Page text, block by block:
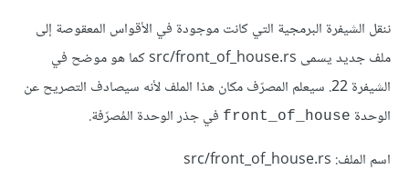
ننقل الشيفرة البرمجية التي كانت موجودة في الأقواس المعقوصة إلى
ملف جديد يسمى src/front_of_house.rs كما هو موضح في
الشيفرة 22. سيعلم المصرّف مكان هذا الملف لأنه سيصادف التصريح عن
الوحدة front_of_house في جذر الوحدة المُصرّفة.
اسم الملف: src/front_of_house.rs